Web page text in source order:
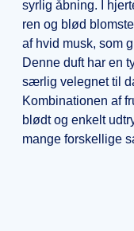
syrlig åbning. I
ren og blød
af hvid musk, som
Denne duft har en
særlig velegnet til
Kombinationen af
blødt og enkelt
mange forskellige